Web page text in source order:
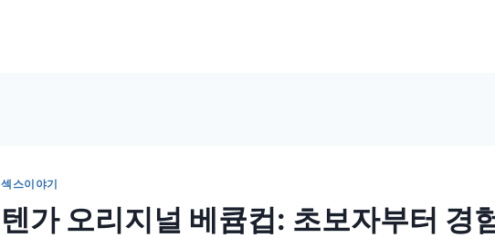
섹스이야기
텐가 오리지널 베큠컵: 초보자부터 경